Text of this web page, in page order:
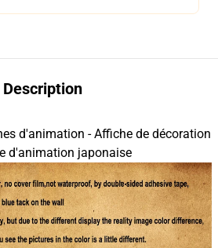
Description
d'animation - Affiche de décoration
d'animation japonaise